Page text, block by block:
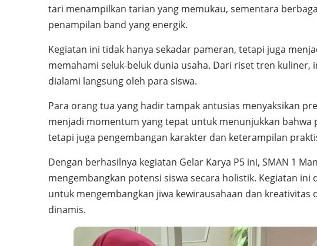
tari menampilkan tarian yang memukau, sementara
penampilan band yang energik.
Kegiatan ini tidak hanya sekadar pameran, tetapi juga
memahami seluk-beluk dunia usaha. Dari riset tren
dialami langsung oleh para siswa.
Para orang tua yang hadir tampak antusias menyaksikan
menjadi momentum yang tepat untuk menunjukkan bahwa
tetapi juga pengembangan karakter dan keterampilan
Dengan berhasilnya kegiatan Gelar Karya P5 ini, SMAN 1
mengembangkan potensi siswa secara holistik. Kegiatan
untuk mengembangkan jiwa kewirausahaan dan
dinamis.